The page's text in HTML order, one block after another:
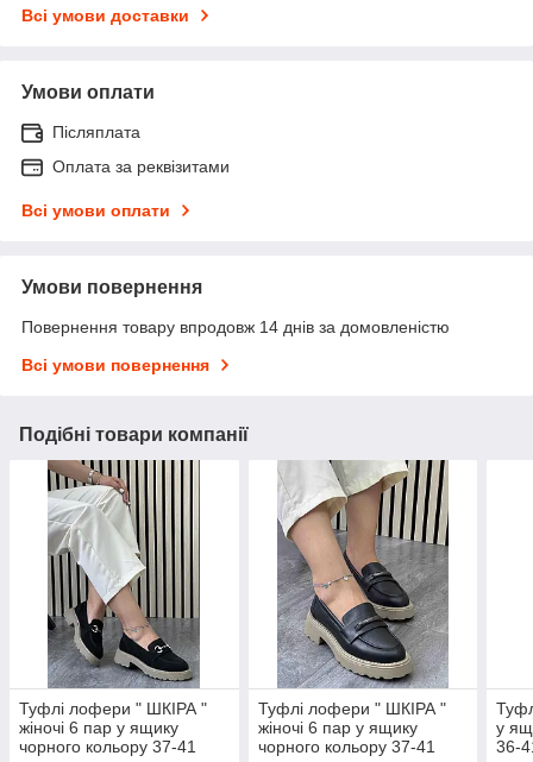
Всі умови доставки
Умови оплати
Післяплата
Оплата за реквізитами
Всі умови оплати
Умови повернення
Повернення товару впродовж 14 днів за домовленістю
Всі умови повернення
Подібні товари компанії
Туфлі лофери " ШКІРА "
жіночі 6 пар у ящику
чорного кольору 37-41
Туфлі лофери " ШКІРА "
жіночі 6 пар у ящику
чорного кольору 37-41
у
36-